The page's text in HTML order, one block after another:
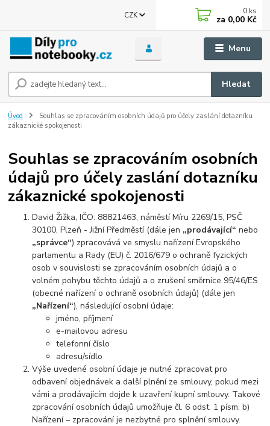
Menu
CZK
Hledat
0 ks
za 0,00 Kč
Úvod
Souhlas se zpracováním osobních údajů pro účely zaslání dotazníku
zákaznické spokojenosti
Souhlas se zpracováním osobních
údajů pro účely zaslání dotazníku
zákaznické spokojenosti
David Žižka, IČO: 88821463, náměstí Míru 2269/15, PSČ
30100, Plzeň - Jižní Předměstí (dále jen „prodávající“ nebo
„správce“) zpracovává ve smyslu nařízení Evropského
parlamentu a Rady (EU) č. 2016/679 o ochraně fyzických
osob v souvislosti se zpracováním osobních údajů a o
volném pohybu těchto údajů a o zrušení směrnice 95/46/ES
(obecné nařízení o ochraně osobních údajů) (dále jen
„Nařízení“), následující osobní údaje:
jméno, příjmení
e-mailovou adresu
telefonní číslo
adresu/sídlo
Výše uvedené osobní údaje je nutné zpracovat pro
odbavení objednávek a další plnění ze smlouvy, pokud mezi
vámi a prodávajícím dojde k uzavření kupní smlouvy. Takové
zpracování osobních údajů umožňuje čl. 6 odst. 1 písm. b)
Nařízení – zpracování je nezbytné pro splnění smlouvy.